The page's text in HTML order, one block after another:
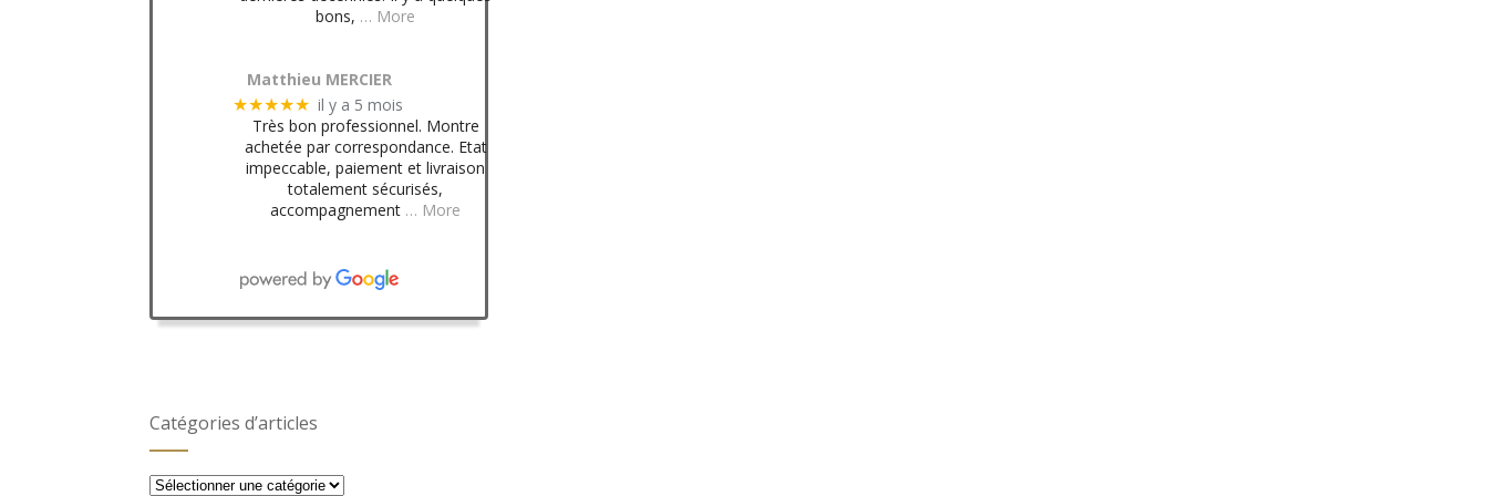
bons, … More
Matthieu MERCIER
★★★★★ il y a 5 mois
Très bon professionnel. Montre
achetée par correspondance. Etat
impeccable, paiement et livraison
totalement sécurisés,
accompagnement … More
Catégories d’articles
Catégories